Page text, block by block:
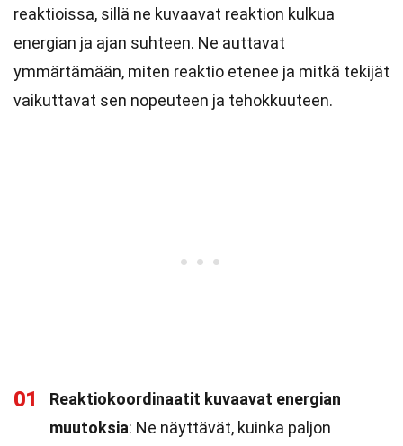
reaktioissa, sillä ne kuvaavat reaktion kulkua
energian ja ajan suhteen. Ne auttavat
ymmärtämään, miten reaktio etenee ja mitkä tekijät
vaikuttavat sen nopeuteen ja tehokkuuteen.
01
Reaktiokoordinaatit kuvaavat energian
muutoksia: Ne näyttävät, kuinka paljon